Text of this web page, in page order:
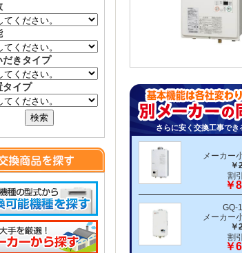
さらに安く交換工事でき
メーカー
￥
割
￥
GQ-
メーカー
￥
割
￥
きタイプ
イプ